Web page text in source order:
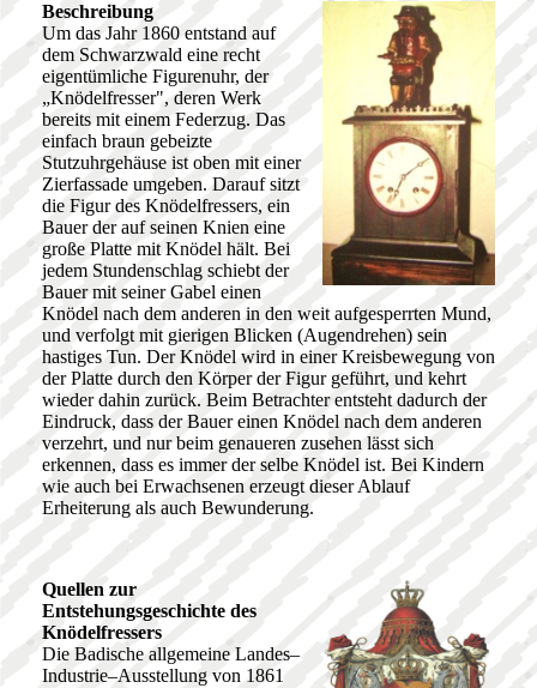
Beschreibung
Um das Jahr 1860 entstand auf
dem Schwarzwald eine recht
eigentümliche Figurenuhr, der
„Knödelfresser", deren Werk
bereits mit einem Federzug. Das
einfach braun gebeizte
Stutzuhrgehäuse ist oben mit einer
Zierfassade umgeben. Darauf sitzt
die Figur des Knödelfressers, ein
Bauer der auf seinen Knien eine
große Platte mit Knödel hält. Bei
jedem Stundenschlag schiebt der
Bauer mit seiner Gabel einen
Knödel nach dem anderen in den weit aufgesperrten Mund,
und verfolgt mit gierigen Blicken (Augendrehen) sein
hastiges Tun. Der Knödel wird in einer Kreisbewegung von
der Platte durch den Körper der Figur geführt, und kehrt
wieder dahin zurück. Beim Betrachter entsteht dadurch der
Eindruck, dass der Bauer einen Knödel nach dem anderen
verzehrt, und nur beim genaueren zusehen lässt sich
erkennen, dass es immer der selbe Knödel ist. Bei Kindern
wie auch bei Erwachsenen erzeugt dieser Ablauf
Erheiterung als auch Bewunderung.
Quellen zur
Entstehungsgeschichte des
Knödelfressers
Die Badische allgemeine Landes–
Industrie–Ausstellung von 1861